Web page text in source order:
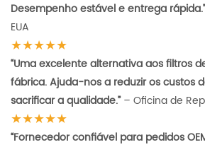
Desempenho estável e entrega
EUA
★★★★★
“Uma excelente alternativa aos filtros
fábrica. Ajuda-nos a reduzir os custos
sacrificar a qualidade.”– Oficina de
★★★★★
“Fornecedor confiável para pedidos